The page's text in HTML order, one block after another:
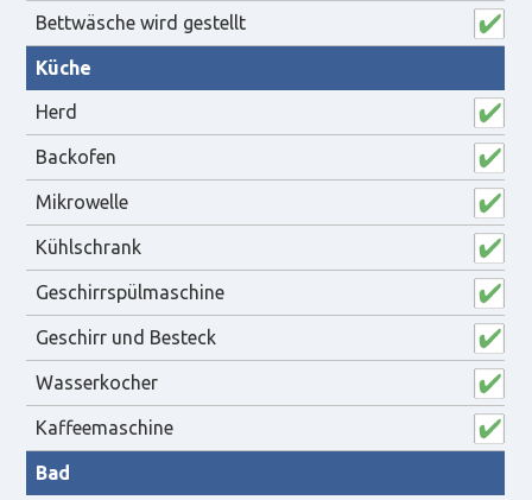
Bettwäsche wird gestellt
Küche
Herd
Backofen
Mikrowelle
Kühlschrank
Geschirrspülmaschine
Geschirr und Besteck
Wasserkocher
Kaffeemaschine
Bad